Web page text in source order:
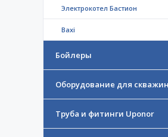
Электрокотел Бастион
Baxi
Бойлеры
Оборудование для скважин
Труба и фитинги Uponor